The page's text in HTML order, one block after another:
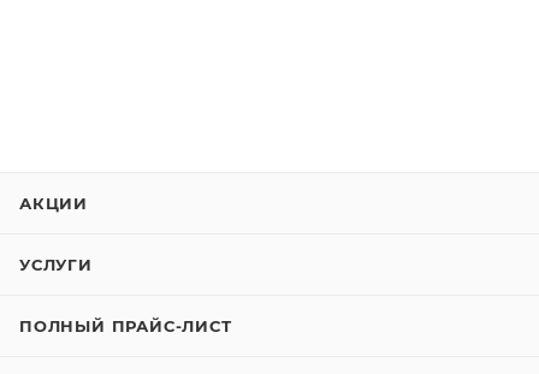
АКЦИИ
УСЛУГИ
ПОЛНЫЙ ПРАЙС-ЛИСТ